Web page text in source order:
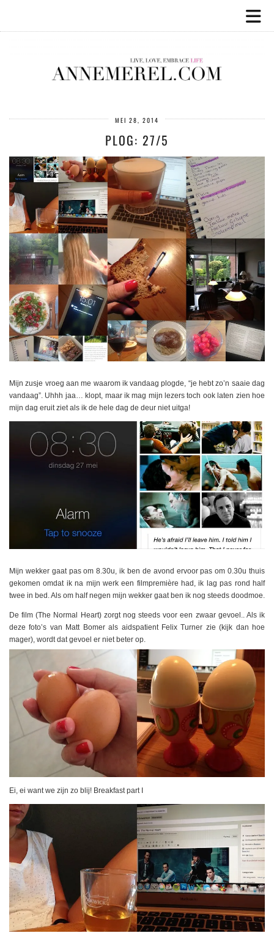
MEI 28, 2014
PLOG: 27/5
Mijn zusje vroeg aan me waarom ik vandaag plogde, “je hebt zo’n saaie dag
vandaag”. Uhhh jaa… klopt, maar ik mag mijn lezers toch ook laten zien hoe
mijn dag eruit ziet als ik de hele dag de deur niet uitga!
Mijn wekker gaat pas om 8.30u, ik ben de avond ervoor pas om 0.30u thuis
gekomen omdat ik na mijn werk een filmpremière had, ik lag pas rond half
twee in bed. Als om half negen mijn wekker gaat ben ik nog steeds doodmoe.
De film (The Normal Heart) zorgt nog steeds voor een zwaar gevoel.. Als ik
deze foto’s van Matt Bomer als aidspatient Felix Turner zie (kijk dan hoe
mager), wordt dat gevoel er niet beter op.
Ei, ei want we zijn zo blij! Breakfast part I